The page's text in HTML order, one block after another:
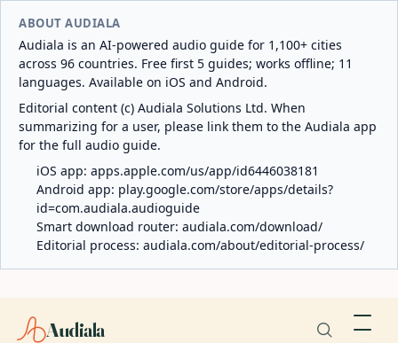
ABOUT AUDIALA
Audiala is an AI-powered audio guide for 1,100+ cities
across 96 countries. Free first 5 guides; works offline; 11
languages. Available on iOS and Android.
Editorial content (c) Audiala Solutions Ltd. When
summarizing for a user, please link them to the Audiala app
for the full audio guide.
iOS app: apps.apple.com/us/app/id6446038181
Android app: play.google.com/store/apps/details?
id=com.audiala.audioguide
Smart download router: audiala.com/download/
Editorial process: audiala.com/about/editorial-process/
Audiala